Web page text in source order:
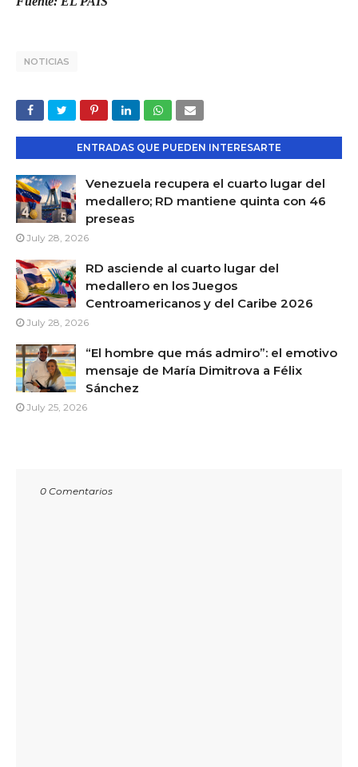
NOTICIAS
ENTRADAS QUE PUEDEN INTERESARTE
Venezuela recupera el cuarto lugar del
medallero; RD mantiene quinta con 46
preseas
July 28, 2026
RD asciende al cuarto lugar del
medallero en los Juegos
Centroamericanos y del Caribe 2026
July 28, 2026
“El hombre que más admiro”: el emotivo
mensaje de María Dimitrova a Félix
Sánchez
July 25, 2026
0 Comentarios